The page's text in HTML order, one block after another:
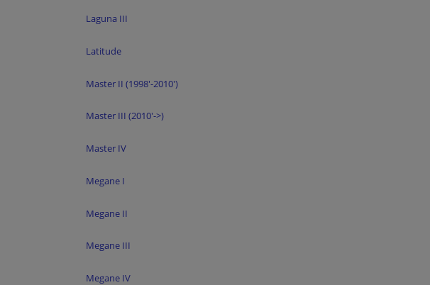
Laguna III
Latitude
Master II (1998'-2010')
Master III (2010'->)
Master IV
Megane I
Megane II
Megane III
Megane IV